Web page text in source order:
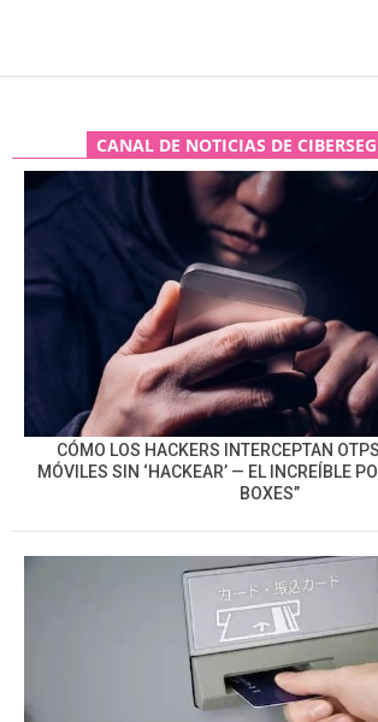
CANAL DE NOTICIAS DE
CÓMO LOS HACKERS INTERCEPTAN
MÓVILES SIN ‘HACKEAR’ — EL INCREÍBLE
BOXES”